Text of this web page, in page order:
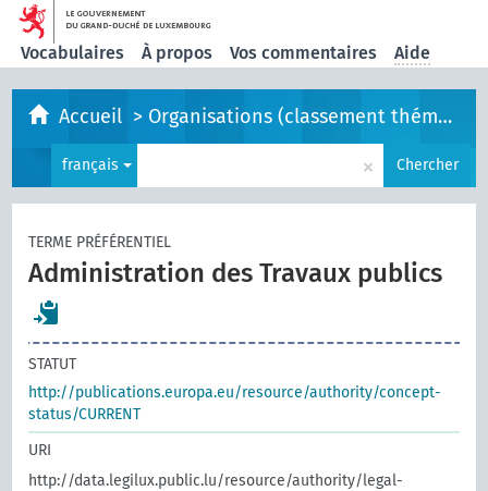
Vocabulaires À propos Vos commentaires Aide
Accueil > Organisations (classement thématique)
français × Chercher
TERME PRÉFÉRENTIEL
Administration des Travaux publics
STATUT
http://publications.europa.eu/resource/authority/concept-
status/CURRENT
URI
http://data.legilux.public.lu/resource/authority/legal-